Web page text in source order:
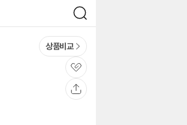
검
색
상품비교
관
심